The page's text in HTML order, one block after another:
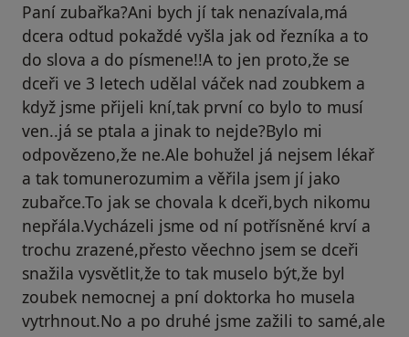
Paní zubařka?Ani bych jí tak nenazívala,má
dcera odtud pokaždé vyšla jak od řezníka a to
do slova a do písmene!!A to jen proto,že se
dceři ve 3 letech udělal váček nad zoubkem a
když jsme přijeli kní,tak první co bylo to musí
ven..já se ptala a jinak to nejde?Bylo mi
odpovězeno,že ne.Ale bohužel já nejsem lékař
a tak tomunerozumim a věřila jsem jí jako
zubařce.To jak se chovala k dceři,bych nikomu
nepřála.Vycházeli jsme od ní potřísněné krví a
trochu zrazené,přesto věechno jsem se dceři
snažila vysvětlit,že to tak muselo být,že byl
zoubek nemocnej a pní doktorka ho musela
vytrhnout.No a po druhé jsme zažili to samé,ale